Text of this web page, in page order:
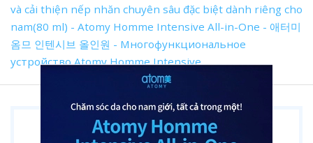
và cải thiện nếp nhăn chuyên sâu đặc biệt dành riêng cho
nam(80 ml) - Atomy Homme Intensive All-in-One - 애터미
옴므 인텐시브 올인원 - Многофункциональное
устройство Atomy Homme Intensive